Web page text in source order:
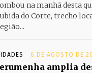
na manhã desta
do Corte, trecho
6 DE AGOSTO DE
amplia